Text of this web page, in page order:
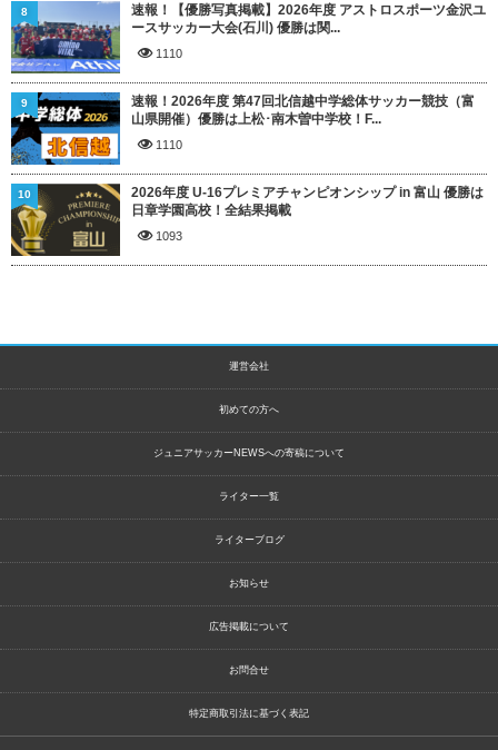
速報！【優勝写真掲載】2026年度 アストロスポーツ金沢ユ
ースサッカー大会(石川) 優勝は関...
1110
8
速報！2026年度 第47回北信越中学総体サッカー競技（富
山県開催）優勝は上松･南木曽中学校！F...
1110
9
2026年度 U-16プレミアチャンピオンシップ in 富山 優勝は
日章学園高校！全結果掲載
1093
10
運営会社
初めての方へ
ジュニアサッカーNEWSへの寄稿について
ライター一覧
ライターブログ
お知らせ
広告掲載について
お問合せ
特定商取引法に基づく表記